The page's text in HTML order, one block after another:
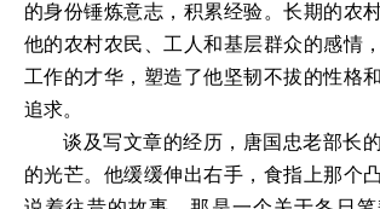
的身份锤炼意志，积累经验。长期的农
他的农村农民、工人和基层群众的感情
工作的才华，塑造了他坚韧不拔的性格和
追求。
谈及写文章的经历，唐国忠老部长
的光芒。他缓缓伸出右手，食指上那个凸